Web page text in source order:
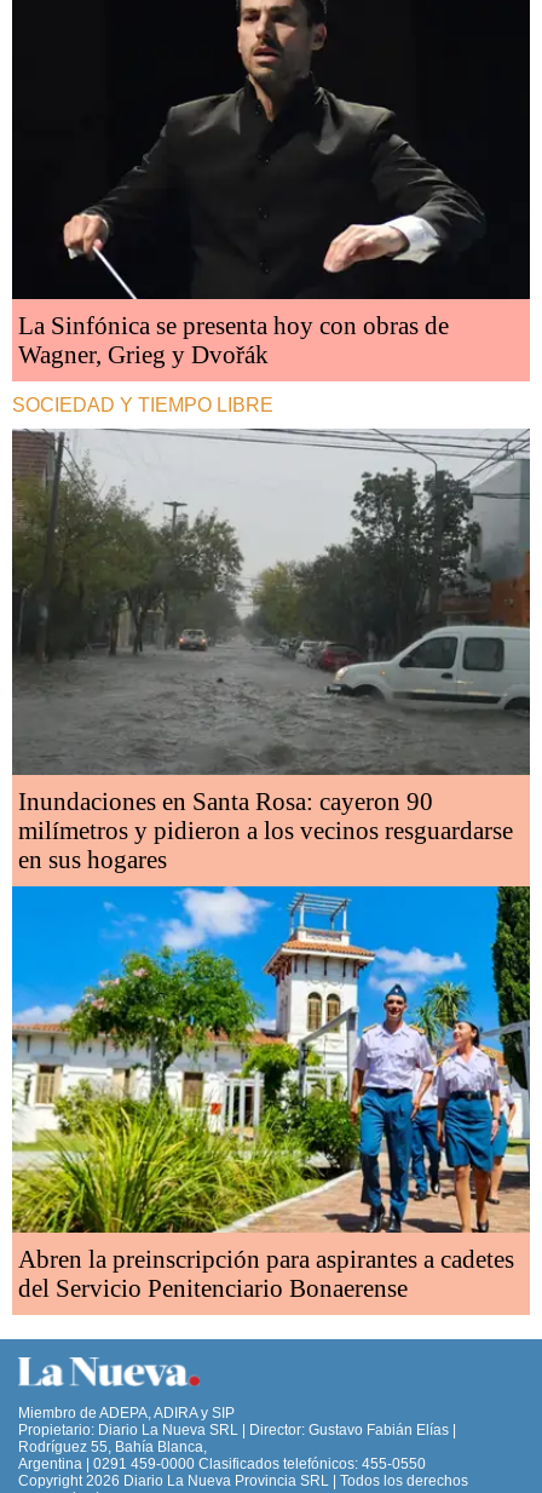
La Sinfónica se presenta hoy con obras de
Wagner, Grieg y Dvořák
SOCIEDAD Y TIEMPO LIBRE
Inundaciones en Santa Rosa: cayeron 90
milímetros y pidieron a los vecinos resguardarse
en sus hogares
Abren la preinscripción para aspirantes a cadetes
del Servicio Penitenciario Bonaerense
Miembro de ADEPA, ADIRA y SIP
Propietario: Diario La Nueva SRL | Director: Gustavo Fabián Elías |
Rodríguez 55, Bahía Blanca,
Argentina | 0291 459-0000 Clasificados telefónicos: 455-0550
Copyright 2026 Diario La Nueva Provincia SRL | Todos los derechos